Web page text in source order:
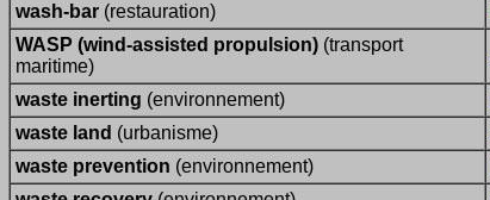
wash-bar (restauration)
WASP (wind-assisted propulsion) (transport
maritime)
waste inerting (environnement)
waste land (urbanisme)
waste prevention (environnement)